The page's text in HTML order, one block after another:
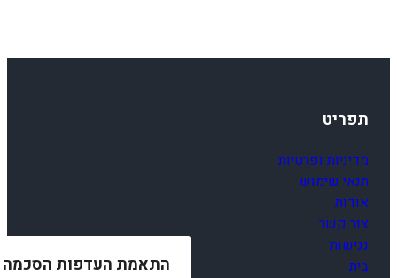
התאמת העדפות הסכמה
תפריט
מדיניות ופרטיות
תנאי שימוש
אודות
צור קשר
נגישות
בית